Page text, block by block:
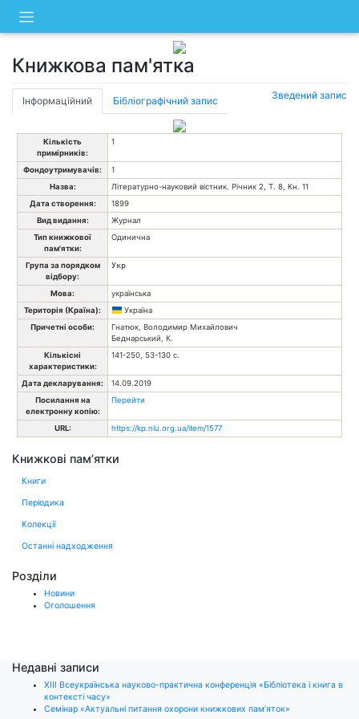
content
Книжкова пам'ятка
Інформаційний Бібліографічний запис Зведений запис
Кількість
примірників:
1
Фондоутримувачів:
1
Назва:
Літературно-науковий вістник. Річник 2, Т. 8, Кн. 11
Дата створення:
1899
Вид видання:
Журнал
Тип книжкової
пам'ятки:
Одинична
Група за порядком
відбору:
Укр
Мова:
українська
Територія (Країна):
Україна
Причетні особи:
Гнатюк, Володимир Михайлович
Беднарський, К.
Кількісні
характеристики:
141-250, 53-130 с.
Дата декларування:
14.09.2019
Посилання на
електронну копію:
Перейти
URL: https://kp.nlu.org.ua/item/1577
Книжкові пам’ятки
Книги
Періодика
Колекції
Останні надходження
Розділи
Новини
Оголошення
Недавні записи
ХІІІ Всеукраїнська науково-практична конференція «Бібліотека і книга в
контексті часу»
Семінар «Актуальні питання охорони книжкових пам’яток»